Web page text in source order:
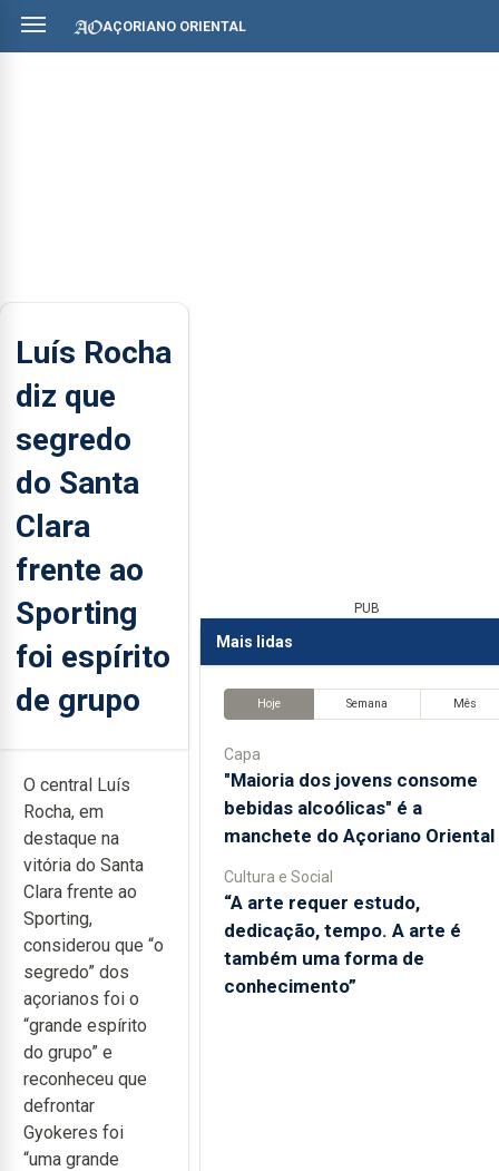
AÇORIANO ORIENTAL
Luís Rocha
diz que
segredo
do Santa
Clara
frente ao
Sporting
foi espírito
de grupo
O central Luís
Rocha, em
destaque na
vitória do Santa
Clara frente ao
Sporting,
considerou que “o
segredo” dos
açorianos foi o
“grande espírito
do grupo” e
reconheceu que
defrontar
Gyokeres foi
“uma grande
PUB
Mais lidas
Hoje Semana Mês
Capa
"Maioria dos jovens consome
bebidas alcoólicas" é a
manchete do Açoriano Oriental
Cultura e Social
“A arte requer estudo,
dedicação, tempo. A arte é
também uma forma de
conhecimento”